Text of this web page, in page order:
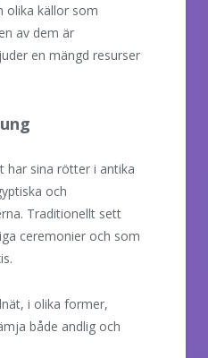
olika källor som
av dem är
en mängd resurser
har sina rötter i antika
och
Traditionellt sett
ceremonier och som
i olika former,
både andlig och